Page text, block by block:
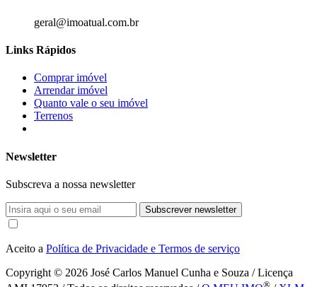
geral@imoatual.com.br
Links Rápidos
Comprar imóvel
Arrendar imóvel
Quanto vale o seu imóvel
Terrenos
Newsletter
Subscreva a nossa newsletter
Subscrever newsletter
Aceito a Política de Privacidade e Termos de serviço
Copyright © 2026 José Carlos Manuel Cunha e Souza / Licença
®